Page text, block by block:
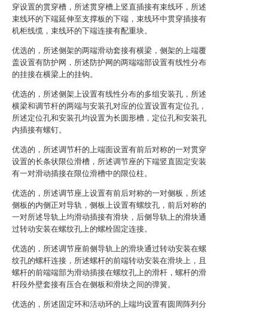
穿设置的贯穿槽，所述贯穿槽上竖直插接有束线环，所述
束线环的下端延伸至支撑板的下端，束线环中贯穿插接有
机柜线缆，束线环的下端连接有配重块。
优选的，所述侧架的两端滑动套接有横梁，侧架的上端覆
盖设置有防护网，所述防护网的两端端部设置有线性分布
的挂接在横梁上的挂钩。
优选的，所述侧架上设置有线性分布的多组安装孔，所述
横梁和调节杆的两端与安装孔对应的位置设置有定位孔，
所述定位孔和安装孔均设置为长圆形槽，定位孔和安装孔
内插接有螺钉。
优选的，所述调节杆的上端面设置有前后对称的一对贯穿
设置的长条状限位滑槽，所述调节座的下端竖直固定安装
有一对滑动插接在限位滑槽中的限位柱。
优选的，所述调节座上设置有前后对称的一对侧板，所述
侧板的内侧正对导轨，侧板上设置有螺纹孔，前后对称的
一对所述导轨上均滑动插接有滑块，后侧导轨上的滑块通
过转动安装在螺纹孔上的螺栓固定连接。
优选的，所述调节座前侧导轨上的滑块通过转动安装在螺
纹孔的螺杆连接，所述螺杆的前端转动安装在滑块上，且
螺杆的前端端部为滑动插接在螺纹孔上的滑杆，螺杆的滑
杆段外壁套接有压合在侧板和滑块之间的弹簧。
优选的，所述固定环和活动环的上端均设置有圆周阵列分